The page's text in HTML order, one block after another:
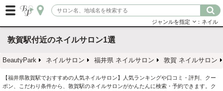
ジャンルを指定 ：ネイル
敦賀駅付近のネイルサロン1選
BeautyPark ネイルサロン 福井県 ネイルサロン 敦賀 ネイルサロン
【福井県敦賀駅でおすすめの人気ネイルサロン】人気ランキングや口コミ・評判、クー
ポン、こだわり条件から、敦賀駅のネイルサロンがかんたんに検索・予約できます。ク